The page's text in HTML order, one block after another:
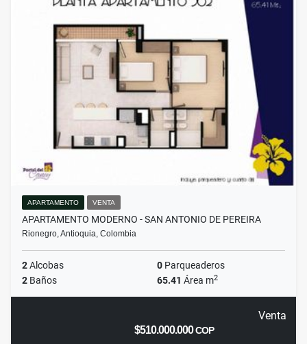
APARTAMENTO VENTA
APARTAMENTO MODERNO - SAN ANTONIO DE PEREIRA
Rionegro, Antioquia, Colombia
2Alcobas 0 Parqueaderos
2 Baños 65.41 Área m2
Venta
$510.000.000COP